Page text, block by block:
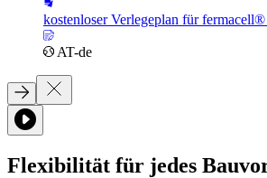
kostenloser Verlegeplan für
AT-de
Flexibilität für jedes